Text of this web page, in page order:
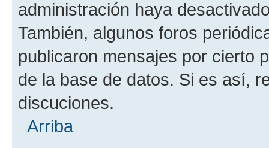
administración haya
También, algunos foros
publicaron mensajes por cierto
de la base de datos. Si es así,
discuciones.
Arriba